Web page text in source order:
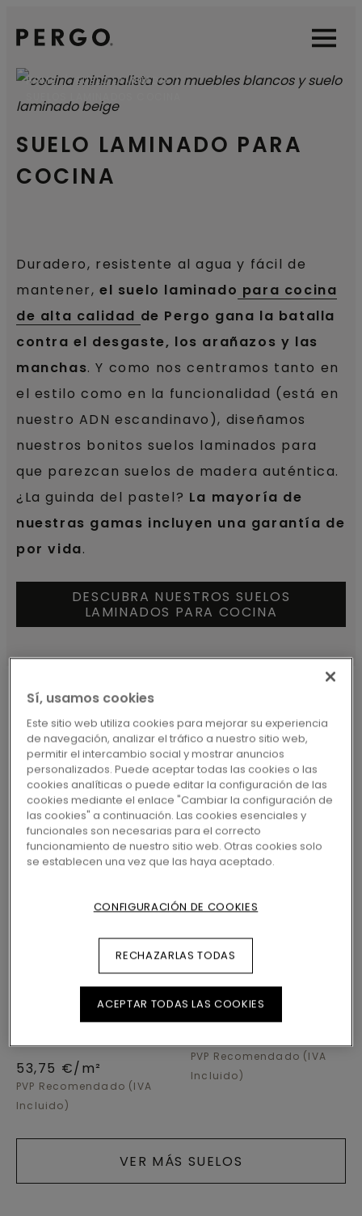
OpenOpen
SUELO LAMINADO PARA
COCINA
HOME
SUELO LAMINADO
Duradero, resistente al agua y fácil de
mantener, el suelo laminado para cocina
de alta calidad de Pergo gana la batalla
contra el desgaste, los arañazos y las
manchas. Y como nos centramos tanto en
el estilo como en la funcionalidad (está en
nuestro ADN escandinavo), diseñamos
nuestros bonitos suelos laminados para
que parezcan suelos de madera auténtica.
¿La guinda del pastel? La mayoría de
nuestras gamas incluyen una garantía de
por vida.
DESCUBRA NUESTROS SUELOS
LAMINADOS PARA COCINA
SUELO LAMINADO PARA COCINA
ROBLE RESPLANDOR
LILLEHAMMER PRO UC
53,75 €/m²
PVP Recomendado (IVA
Incluido)
ROBLE GRIS LINO
LAMINADOS
L0371-08474
PVP Recomendado (IVA
Incluido)
VER MÁS SUELOS
Sí, usamos cookies
Este sitio web utiliza cookies para mejorar su experiencia
de navegación, analizar el tráfico a nuestro sitio web,
permitir el intercambio social y mostrar anuncios
personalizados. Puede aceptar todas las cookies o las
cookies analíticas o puede editar la configuración de las
cookies mediante el enlace "Cambiar la configuración de
las cookies" a continuación. Las cookies esenciales y
funcionales son necesarias para el correcto
funcionamiento de nuestro sitio web. Otras cookies solo
se establecen una vez que las haya aceptado.
CONFIGURACIÓN DE COOKIES
RECHAZARLAS TODAS
ACEPTAR TODAS LAS COOKIES